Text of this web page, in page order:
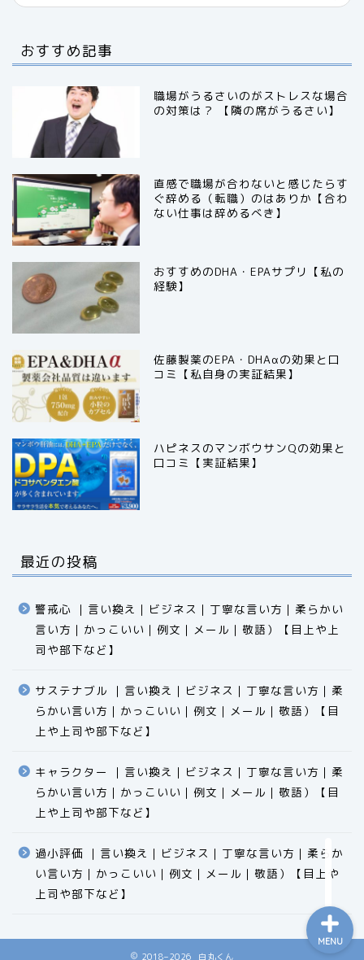
おすすめ記事
職場がうるさいのがストレスな場合
の対策は？ 【隣の席がうるさい】
直感で職場が合わないと感じたらす
ぐ辞める（転職）のはありか【合わ
ない仕事は辞めるべき】
おすすめのDHA・EPAサプリ【私の
経験】
佐藤製薬のEPA・DHAαの効果と口
コミ【私自身の実証結果】
ハピネスのマンボウサンQの効果と
口コミ【実証結果】
最近の投稿
警戒心 ｜言い換え｜ビジネス｜丁寧な言い方｜柔らかい
言い方｜かっこいい｜例文｜メール｜敬語）【目上や上
司や部下など】​​​​​​​​​​​​​​​​
サステナブル ｜言い換え｜ビジネス｜丁寧な言い方｜柔
らかい言い方｜かっこいい｜例文｜メール｜敬語）【目
上や上司や部下など】​​​​​​​​​​​​​​​​
キャラクター ｜言い換え｜ビジネス｜丁寧な言い方｜柔
らかい言い方｜かっこいい｜例文｜メール｜敬語）【目
上や上司や部下など】​​​​​​​​​​​​​​​​
過小評価 ｜言い換え｜ビジネス｜丁寧な言い方｜柔らか
い言い方｜かっこいい｜例文｜メール｜敬語）【目上や
上司や部下など】​​​​​​​​​​​​​​​​
2018–2026 白丸くん
MENU
食品
科学
ビジネス用語